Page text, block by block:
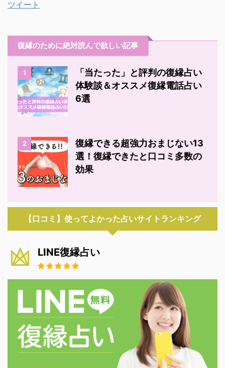
ツイート
復縁のために絶対読んで欲しい記事
1
「当たった」と評判の復縁占い
体験談＆オススメ復縁電話占い
6選
2
復縁できる超強力おまじない13
選！復縁できたと口コミ多数の
効果
【口コミ】使ってよかった占いサイトランキング
LINE復縁占い